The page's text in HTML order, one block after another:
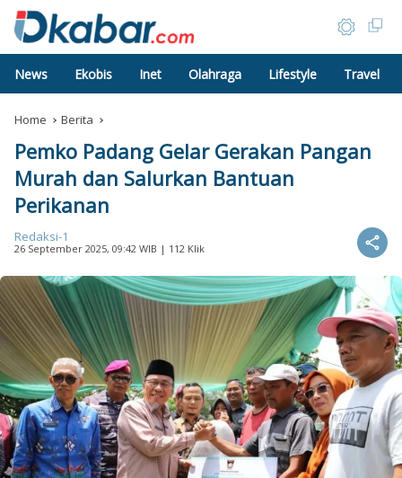
News Ekobis Inet Olahraga Lifestyle Travel
Home Berita
Pemko Padang Gelar Gerakan Pangan
Murah dan Salurkan Bantuan
Perikanan
Redaksi-1
26 September 2025, 09:42 WIB | 112 Klik